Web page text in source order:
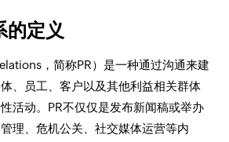
的定义
，简称PR）是一种通过沟通来建
、员工、客户以及其他利益相关群体
活动。PR不仅仅是发布新闻稿或举办
理、危机公关、社交媒体运营等内